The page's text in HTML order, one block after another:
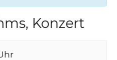
Konzert